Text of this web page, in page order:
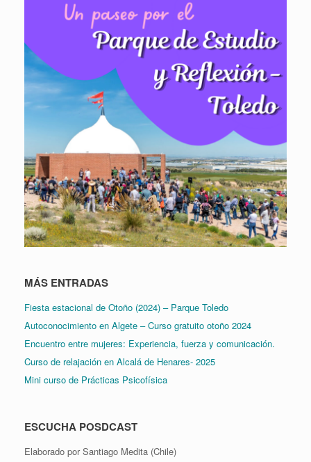
MÁS ENTRADAS
Fiesta estacional de Otoño (2024) – Parque Toledo
Autoconocimiento en Algete – Curso gratuito otoño 2024
Encuentro entre mujeres: Experiencia, fuerza y comunicación.
Curso de relajación en Alcalá de Henares- 2025
Mini curso de Prácticas Psicofísica
ESCUCHA POSDCAST
Elaborado por Santiago Medita (Chile)